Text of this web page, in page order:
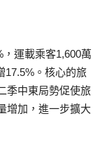
運載乘客1,600萬
17.5%。核心的旅
季中東局勢促使旅
增加，進一步擴大